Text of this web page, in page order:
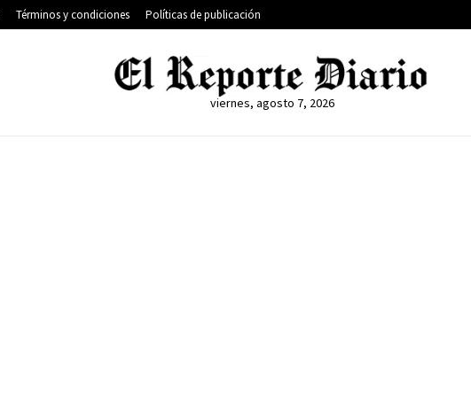
Términos y condiciones Políticas de publicación
viernes, agosto 7, 2026